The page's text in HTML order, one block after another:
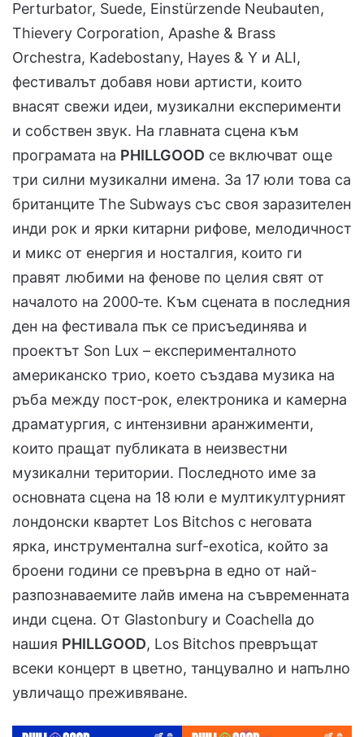
Perturbator, Suede, Einstürzende Neubauten,
Thievery Corporation, Apashe & Brass
Orchestra, Kadebostany, Hayes & Y и ALI,
фестивалът добавя нови артисти, които
внасят свежи идеи, музикални експерименти
и собствен звук. На главната сцена към
програмата на PHILLGOOD се включват още
три силни музикални имена. За 17 юли това са
британците The Subways със своя заразителен
инди рок и ярки китарни рифове, мелодичност
и микс от енергия и носталгия, които ги
правят любими на фенове по целия свят от
началото на 2000‑те. Към сцената в последния
ден на фестивала пък се присъединява и
проектът Son Lux – експерименталното
американско трио, което създава музика на
ръба между пост‑рок, електроника и камерна
драматургия, с интензивни аранжименти,
които пращат публиката в неизвестни
музикални територии. Последното име за
основната сцена на 18 юли е мултикултурният
лондонски квартет Los Bitchos с неговата
ярка, инструментална surf-exotica, който за
броени години се превърна в едно от най-
разпознаваемите лайв имена на съвременната
инди сцена. От Glastonbury и Coachella до
нашия PHILLGOOD, Los Bitchos превръщат
всеки концерт в цветно, танцувално и напълно
увличащо преживяване.